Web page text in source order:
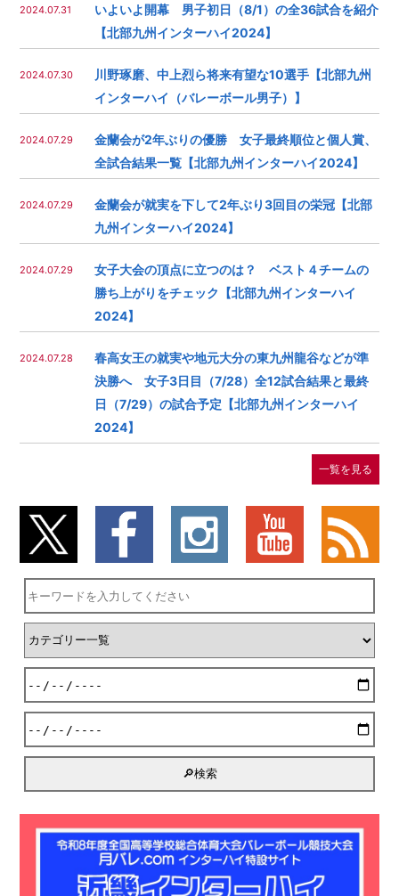
2024.07.31
いよいよ開幕 男子初日（8/1）の全36試合を紹介
【北部九州インターハイ2024】
2024.07.30
川野琢磨、中上烈ら将来有望な10選手【北部九州
インターハイ（バレーボール男子）】
2024.07.29
金蘭会が2年ぶりの優勝 女子最終順位と個人賞、
全試合結果一覧【北部九州インターハイ2024】
2024.07.29
金蘭会が就実を下して2年ぶり3回目の栄冠【北部
九州インターハイ2024】
2024.07.29
女子大会の頂点に立つのは？ ベスト４チームの
勝ち上がりをチェック【北部九州インターハイ
2024】
2024.07.28
春高女王の就実や地元大分の東九州龍谷などが準
決勝へ 女子3日目（7/28）全12試合結果と最終
日（7/29）の試合予定【北部九州インターハイ
2024】
一覧を見る